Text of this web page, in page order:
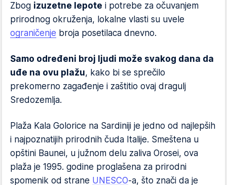
Zbog izuzetne lepote i potrebe za očuvanjem
prirodnog okruženja, lokalne vlasti su uvele
ograničenje broja posetilaca dnevno.
Samo određeni broj ljudi može svakog dana da
uđe na ovu plažu, kako bi se sprečilo
prekomerno zagađenje i zaštitio ovaj dragulj
Sredozemlja.
Plaža Kala Golorice na Sardiniji je jedno od najlepših
i najpoznatijih prirodnih čuda Italije. Smeštena u
opštini Baunei, u južnom delu zaliva Orosei, ova
plaža je 1995. godine proglašena za prirodni
spomenik od strane UNESCO-a, što znači da je